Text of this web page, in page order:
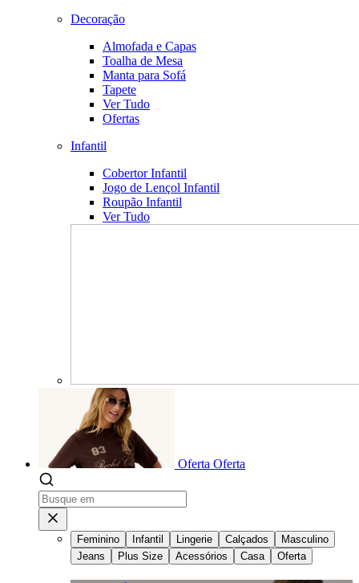
Decoração
Almofada e Capas
Toalha de Mesa
Manta para Sofá
Tapete
Ver Tudo
Ofertas
Infantil
Cobertor Infantil
Jogo de Lençol Infantil
Roupão Infantil
Ver Tudo
Oferta Oferta
Feminino Infantil Lingerie Calçados
Masculino
Jeans
Plus Size Acessórios Casa Oferta